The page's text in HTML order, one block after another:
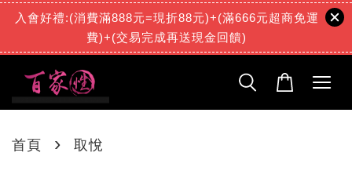
入會好禮:(消費滿888元=現折88元)+(滿666元超商免運
費)+(交易完成再送現金回饋)
首頁 › 取悅